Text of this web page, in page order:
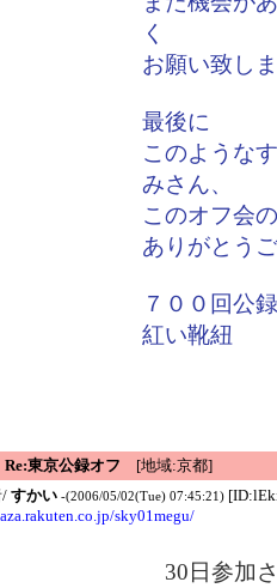
く
お願い致し
最後に
このような
みさん、
このオフ会
ありがとう
７００回公
紅い靴紐
東京公録オフ [地域:京都]
/すかい -(2006/05/02(Tue) 07:45:21)
sky01megu/
30日参加